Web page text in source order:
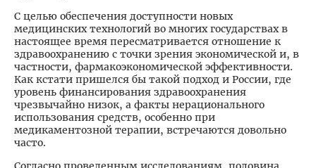
С целью обеспечения доступности новых
медицинских технологий во многих государствах в
настоящее время пересматривается отношение к
здравоохранению с точки зрения экономической и, в
частности, фармакоэкономической эффективности.
Как кстати пришелся бы такой подход и России, где
уровень финансирования здравоохранения
чрезвычайно низок, а факты нерационального
использования средств, особенно при
медикаментозной терапии, встречаются довольно
часто.